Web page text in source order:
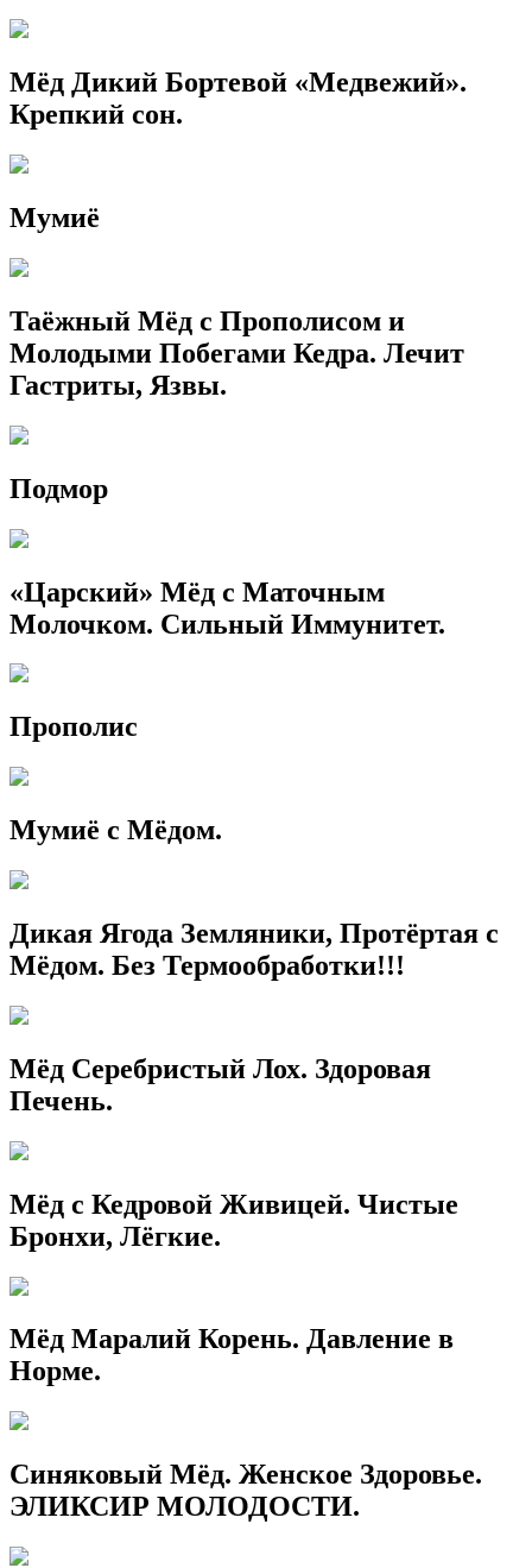
Мёд Дикий Бортевой «Медвежий».
Крепкий сон.
Мумиё
Таёжный Мёд с Прополисом и
Молодыми Побегами Кедра. Лечит
Гастриты, Язвы.
Подмор
«Царский» Мёд с Маточным
Молочком. Сильный Иммунитет.
Прополис
Мумиё с Мёдом.
Дикая Ягода Земляники, Протёртая с
Мёдом. Без Термообработки!!!
Мёд Серебристый Лох. Здоровая
Печень.
Мёд с Кедровой Живицей. Чистые
Бронхи, Лёгкие.
Мёд Маралий Корень. Давление в
Норме.
Синяковый Мёд. Женское Здоровье.
ЭЛИКСИР МОЛОДОСТИ.